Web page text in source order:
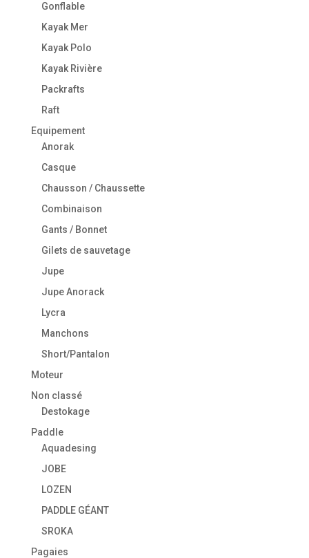
Gonflable
Kayak Mer
Kayak Polo
Kayak Rivière
Packrafts
Raft
Equipement
Anorak
Casque
Chausson / Chaussette
Combinaison
Gants / Bonnet
Gilets de sauvetage
Jupe
Jupe Anorack
Lycra
Manchons
Short/Pantalon
Moteur
Non classé
Destokage
Paddle
Aquadesing
JOBE
LOZEN
PADDLE GÉANT
SROKA
Pagaies